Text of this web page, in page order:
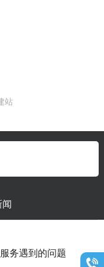
站
闻
务遇到的问题